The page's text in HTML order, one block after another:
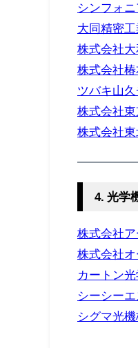
シンフォ
大同精密
株式会社
株式会社椿
ツバキ山
株式会社
株式会社
4. 光学
株式会社ア
株式会社
カートン
シーシー
シグマ光